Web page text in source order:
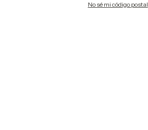
No sé mi código postal